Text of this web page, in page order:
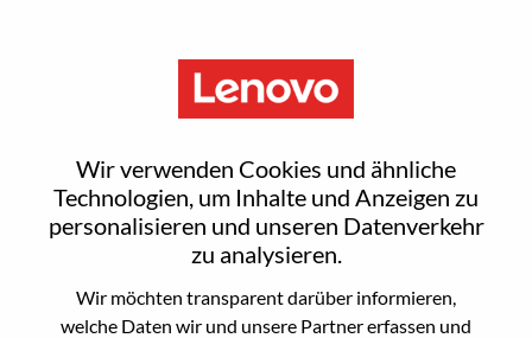
Wir verwenden Cookies und ähnliche
Technologien, um Inhalte und Anzeigen zu
personalisieren und unseren Datenverkehr
zu analysieren.
Wir möchten transparent darüber informieren,
welche Daten wir und unsere Partner erfassen und
Reset password
Are you sure you want to reset your